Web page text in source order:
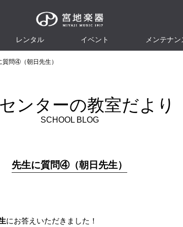
レンタル イベント メンテナン
質問④（朝日先生）
ンターの教室だより
SCHOOL BLOG
先生に質問④（朝日先生）
にお答えいただきました！